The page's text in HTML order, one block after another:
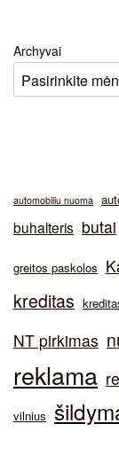
Archyvai
automobiliu nuoma
buhalteris butai
greitos paskolos
kreditas
NT pirkimas
reklama
vilnius